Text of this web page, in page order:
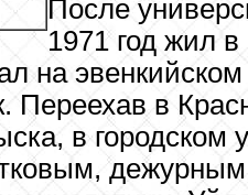
После
1971 год жил
на
Переехав в
в